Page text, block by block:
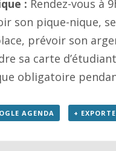
: Rendez-vous à
son pique-nique,
prévoir son
sa carte
obligatoire
AGENDA +